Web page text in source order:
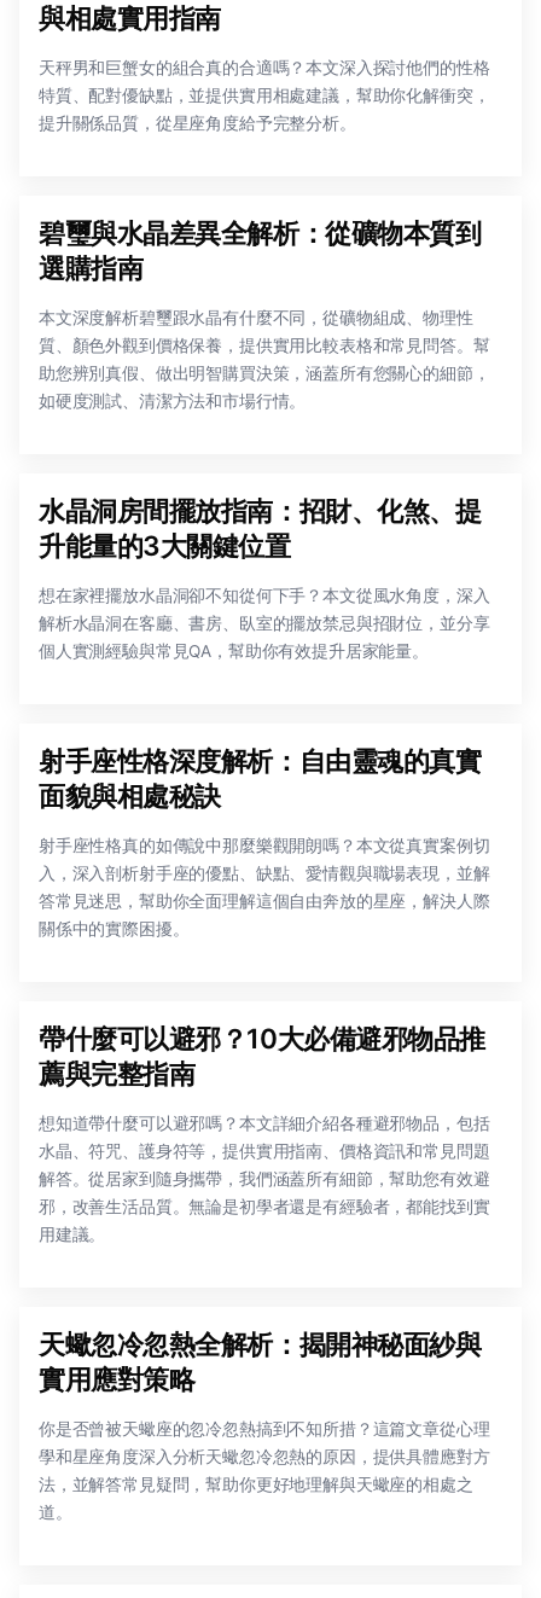
與相處實用指南
天秤男和巨蟹女的組合真的合適嗎？本文深入探討他們的性格
特質、配對優缺點，並提供實用相處建議，幫助你化解衝突，
提升關係品質，從星座角度給予完整分析。
碧璽與水晶差異全解析：從礦物本質到
選購指南
本文深度解析碧璽跟水晶有什麼不同，從礦物組成、物理性
質、顏色外觀到價格保養，提供實用比較表格和常見問答。幫
助您辨別真假、做出明智購買決策，涵蓋所有您關心的細節，
如硬度測試、清潔方法和市場行情。
水晶洞房間擺放指南：招財、化煞、提
升能量的3大關鍵位置
想在家裡擺放水晶洞卻不知從何下手？本文從風水角度，深入
解析水晶洞在客廳、書房、臥室的擺放禁忌與招財位，並分享
個人實測經驗與常見QA，幫助你有效提升居家能量。
射手座性格深度解析：自由靈魂的真實
面貌與相處秘訣
射手座性格真的如傳說中那麼樂觀開朗嗎？本文從真實案例切
入，深入剖析射手座的優點、缺點、愛情觀與職場表現，並解
答常見迷思，幫助你全面理解這個自由奔放的星座，解決人際
關係中的實際困擾。
帶什麼可以避邪？10大必備避邪物品推
薦與完整指南
想知道帶什麼可以避邪嗎？本文詳細介紹各種避邪物品，包括
水晶、符咒、護身符等，提供實用指南、價格資訊和常見問題
解答。從居家到隨身攜帶，我們涵蓋所有細節，幫助您有效避
邪，改善生活品質。無論是初學者還是有經驗者，都能找到實
用建議。
天蠍忽冷忽熱全解析：揭開神秘面紗與
實用應對策略
你是否曾被天蠍座的忽冷忽熱搞到不知所措？這篇文章從心理
學和星座角度深入分析天蠍忽冷忽熱的原因，提供具體應對方
法，並解答常見疑問，幫助你更好地理解與天蠍座的相處之
道。